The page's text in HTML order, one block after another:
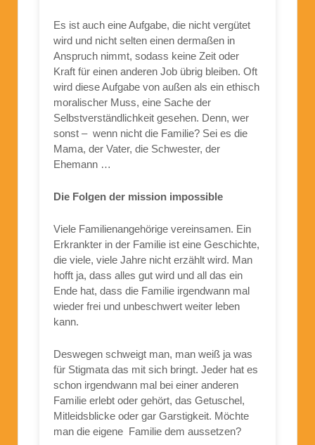
Es ist auch eine Aufgabe, die nicht vergütet
wird und nicht selten einen dermaßen in
Anspruch nimmt, sodass keine Zeit oder
Kraft für einen anderen Job übrig bleiben. Oft
wird diese Aufgabe von außen als ein ethisch
moralischer Muss, eine Sache der
Selbstverständlichkeit gesehen. Denn, wer
sonst – wenn nicht die Familie? Sei es die
Mama, der Vater, die Schwester, der
Ehemann …
Die Folgen der mission impossible
Viele Familienangehörige vereinsamen. Ein
Erkrankter in der Familie ist eine Geschichte,
die viele, viele Jahre nicht erzählt wird. Man
hofft ja, dass alles gut wird und all das ein
Ende hat, dass die Familie irgendwann mal
wieder frei und unbeschwert weiter leben
kann.
Deswegen schweigt man, man weiß ja was
für Stigmata das mit sich bringt. Jeder hat es
schon irgendwann mal bei einer anderen
Familie erlebt oder gehört, das Getuschel,
Mitleidsblicke oder gar Garstigkeit. Möchte
man die eigene Familie dem aussetzen?